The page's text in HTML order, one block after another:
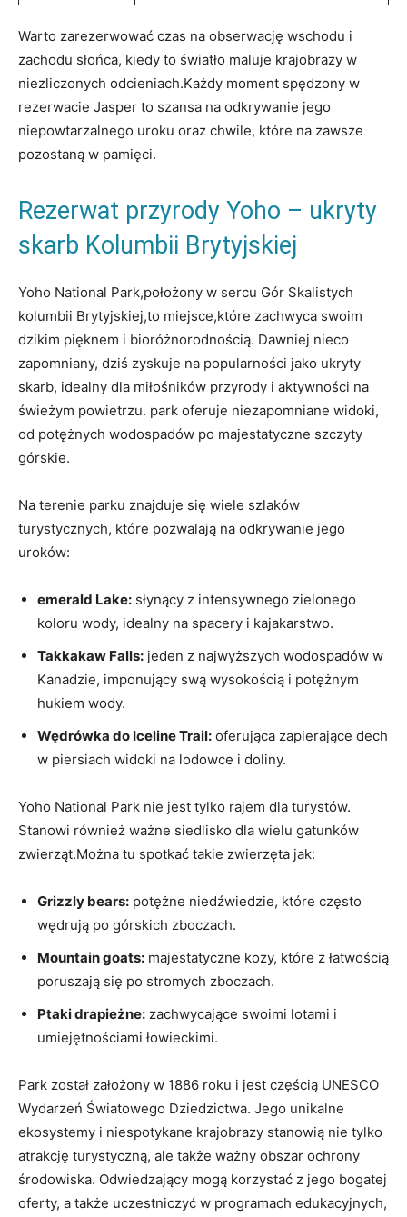
Warto zarezerwować czas na obserwację wschodu i
zachodu słońca, kiedy to światło maluje krajobrazy w
niezliczonych odcieniach.Każdy moment spędzony w
rezerwacie Jasper to szansa na odkrywanie jego
niepowtarzalnego uroku oraz chwile, które na zawsze
pozostaną w pamięci.
Rezerwat przyrody Yoho – ukryty
skarb Kolumbii Brytyjskiej
Yoho National Park,położony w sercu Gór Skalistych
kolumbii Brytyjskiej,to miejsce,które zachwyca swoim
dzikim pięknem i bioróżnorodnością. Dawniej nieco
zapomniany, dziś zyskuje na popularności jako ukryty
skarb, idealny dla miłośników przyrody i aktywności na
świeżym powietrzu. park oferuje niezapomniane widoki,
od potężnych wodospadów po majestatyczne szczyty
górskie.
Na terenie parku znajduje się wiele szlaków
turystycznych, które pozwalają na odkrywanie jego
uroków:
emerald Lake: słynący z intensywnego zielonego
koloru wody, idealny na spacery i kajakarstwo.
Takkakaw Falls: jeden z najwyższych wodospadów w
Kanadzie, imponujący swą wysokością i potężnym
hukiem wody.
Wędrówka do Iceline Trail: oferująca zapierające dech
w piersiach widoki na lodowce i doliny.
Yoho National Park nie jest tylko rajem dla turystów.
Stanowi również ważne siedlisko dla wielu gatunków
zwierząt.Można tu spotkać takie zwierzęta jak:
Grizzly bears: potężne niedźwiedzie, które często
wędrują po górskich zboczach.
Mountain goats: majestatyczne kozy, które z łatwością
poruszają się po stromych zboczach.
Ptaki drapieżne: zachwycające swoimi lotami i
umiejętnościami łowieckimi.
Park został założony w 1886 roku i jest częścią UNESCO
Wydarzeń Światowego Dziedzictwa. Jego unikalne
ekosystemy i niespotykane krajobrazy stanowią nie tylko
atrakcję turystyczną, ale także ważny obszar ochrony
środowiska. Odwiedzający mogą korzystać z jego bogatej
oferty, a także uczestniczyć w programach edukacyjnych,